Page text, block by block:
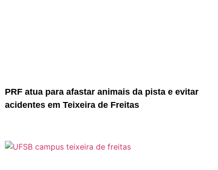
PRF atua para afastar animais da pista e evitar
acidentes em Teixeira de Freitas